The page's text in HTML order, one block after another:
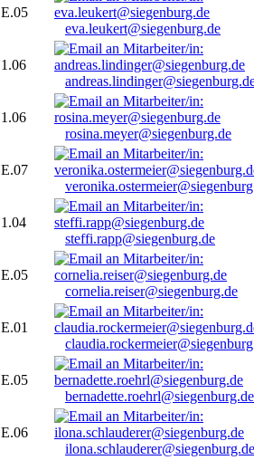
E.05
eva.leukert@siegenburg.de
1.06
1.06
rosina.meyer@siegenburg.de
E.07
1.04
steffi.rapp@siegenburg.de
E.05
cornelia.reiser@siegenburg.de
E.01
E.05
bernadette.roehrl@siegenburg.de
E.06
ilona.schlauderer@siegenburg.de